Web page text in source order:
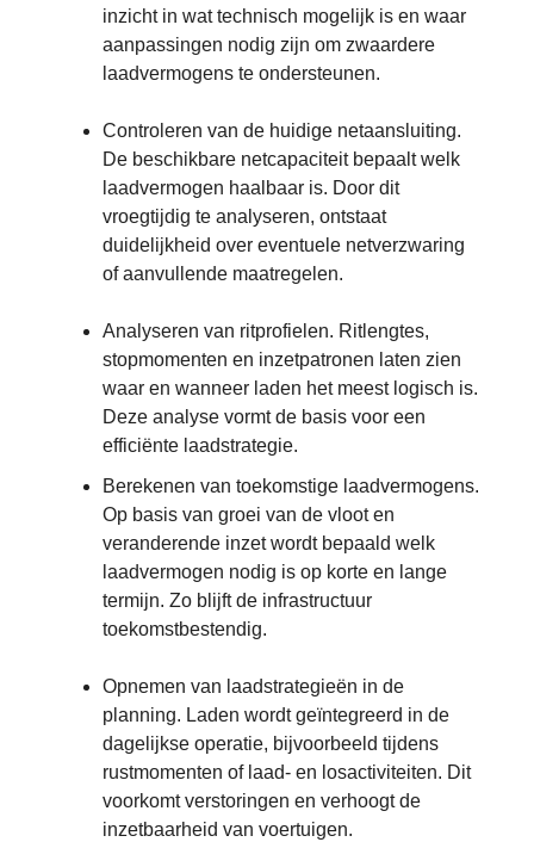
inzicht in wat technisch mogelijk is en waar
aanpassingen nodig zijn om zwaardere
laadvermogens te ondersteunen.
Controleren van de huidige netaansluiting.
De beschikbare netcapaciteit bepaalt welk
laadvermogen haalbaar is. Door dit
vroegtijdig te analyseren, ontstaat
duidelijkheid over eventuele netverzwaring
of aanvullende maatregelen.
Analyseren van ritprofielen. Ritlengtes,
stopmomenten en inzetpatronen laten zien
waar en wanneer laden het meest logisch is.
Deze analyse vormt de basis voor een
efficiënte laadstrategie.
Berekenen van toekomstige laadvermogens.
Op basis van groei van de vloot en
veranderende inzet wordt bepaald welk
laadvermogen nodig is op korte en lange
termijn. Zo blijft de infrastructuur
toekomstbestendig.
Opnemen van laadstrategieën in de
planning. Laden wordt geïntegreerd in de
dagelijkse operatie, bijvoorbeeld tijdens
rustmomenten of laad- en losactiviteiten. Dit
voorkomt verstoringen en verhoogt de
inzetbaarheid van voertuigen.